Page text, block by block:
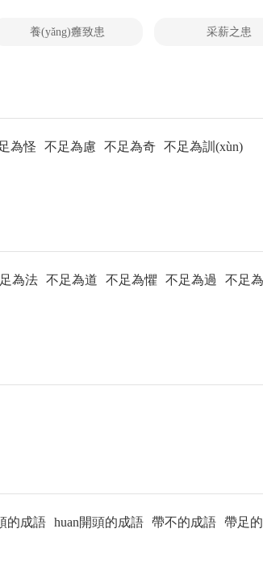
養(yǎng)癰致患 采薪之患
為怪 不足為慮 不足為奇 不足為訓(xùn)
為法 不足為道 不足為懼 不足為過
不足
的成語 huan開頭的成語 帶不的成語 帶足